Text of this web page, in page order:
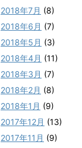
2018年7月 (8)
2018年6月 (7)
2018年5月 (3)
2018年4月 (11)
2018年3月 (7)
2018年2月 (8)
2018年1月 (9)
2017年12月 (13)
2017年11月 (9)